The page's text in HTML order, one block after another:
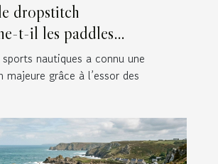
dropstitch
t-il les paddles
nautiques a connu une
grâce à l’essor des